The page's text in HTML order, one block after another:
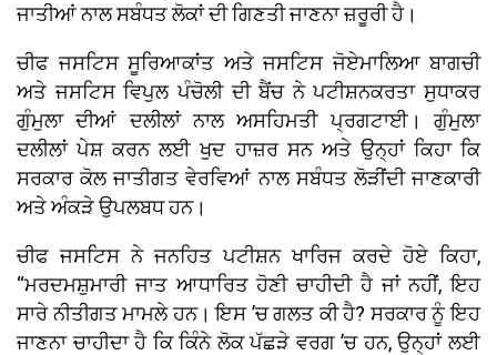
ਜਾਤੀਆਂ ਨਾਲ ਸਬੰਧਤ ਲੋਕਾਂ ਦੀ ਗਿਣਤੀ ਜਾਣਨਾ ਜ਼ਰੂਰੀ ਹੈ।
ਚੀਫ ਜਸਟਿਸ ਸੂਰਿਆਕਾਂਤ ਅਤੇ ਜਸਟਿਸ ਜੋਏਮਾਲਿਆ ਬਾਗਚੀ
ਅਤੇ ਜਸਟਿਸ ਵਿਪੁਲ ਪੰਚੋਲੀ ਦੀ ਬੈਂਚ ਨੇ ਪਟੀਸ਼ਨਕਰਤਾ ਸੁਧਾਕਰ
ਗੁੰਮੁਲਾ ਦੀਆਂ ਦਲੀਲਾਂ ਨਾਲ ਅਸਹਿਮਤੀ ਪ੍ਰਗਟਾਈ। ਗੁੰਮੁਲਾ
ਦਲੀਲਾਂ ਪੇਸ਼ ਕਰਨ ਲਈ ਖੁਦ ਹਾਜ਼ਰ ਸਨ ਅਤੇ ਉਨ੍ਹਾਂ ਕਿਹਾ ਕਿ
ਸਰਕਾਰ ਕੋਲ ਜਾਤੀਗਤ ਵੇਰਵਿਆਂ ਨਾਲ ਸਬੰਧਤ ਲੋੜੀਂਦੀ ਜਾਣਕਾਰੀ
ਅਤੇ ਅੰਕੜੇ ਉਪਲਬਧ ਹਨ।
ਚੀਫ ਜਸਟਿਸ ਨੇ ਜਨਹਿਤ ਪਟੀਸ਼ਨ ਖਾਰਿਜ ਕਰਦੇ ਹੋਏ ਕਿਹਾ,
‘‘ਮਰਦਮਸ਼ੁਮਾਰੀ ਜਾਤ ਆਧਾਰਿਤ ਹੋਣੀ ਚਾਹੀਦੀ ਹੈ ਜਾਂ ਨਹੀਂ, ਇਹ
ਸਾਰੇ ਨੀਤੀਗਤ ਮਾਮਲੇ ਹਨ। ਇਸ ’ਚ ਗਲਤ ਕੀ ਹੈ? ਸਰਕਾਰ ਨੂੰ ਇਹ
ਜਾਣਨਾ ਚਾਹੀਦਾ ਹੈ ਕਿ ਕਿੰਨੇ ਲੋਕ ਪੱਛੜੇ ਵਰਗ ’ਚ ਹਨ, ਉਨ੍ਹਾਂ ਲਈ